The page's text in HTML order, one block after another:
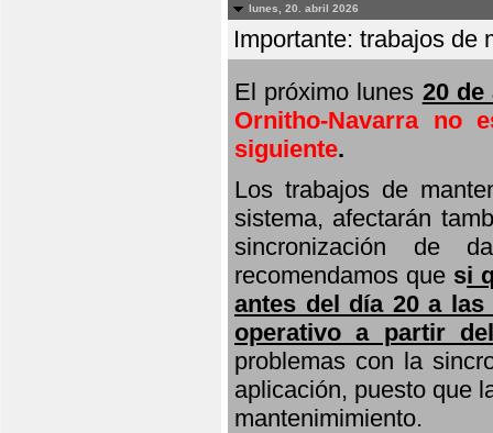
lunes, 20. abril 2026
Importante: trabajos de
El próximo lunes 20
Ornitho-Navarra no
siguiente.
Los trabajos de
sistema, afectarán
sincronización de
recomendamos que si
antes del día 20 a
operativo a partir
problemas con la
aplicación, puesto que
mantenimimiento.